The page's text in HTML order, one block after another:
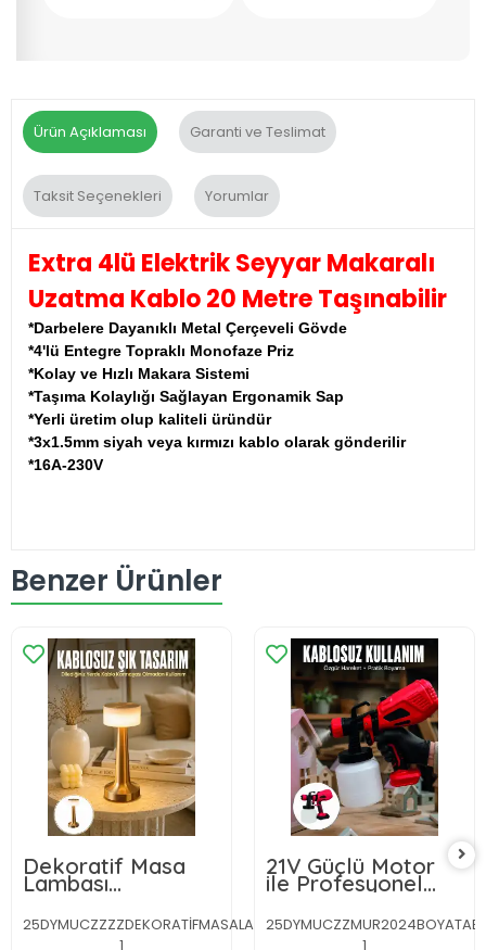
Ürün Açıklaması Garanti ve Teslimat
Taksit Seçenekleri Yorumlar
Extra 4lü Elektrik Seyyar Makaralı
Uzatma Kablo 20 Metre Taşınabilir
*Darbelere Dayanıklı Metal Çerçeveli Gövde
*4'lü Entegre Topraklı Monofaze Priz
*Kolay ve Hızlı Makara Sistemi
*Taşıma Kolaylığı Sağlayan Ergonamik Sap
*Yerli üretim olup kaliteli üründür
*3x1.5mm siyah veya kırmızı kablo olarak gönderilir
*16A-230V
Benzer Ürünler
Dekoratif Masa
Lambası
Dokunmatik Renk
Değiştirebilen
Gece Lambası Yeni
25DYMUCZZZZDEKORATİFMASALAMBASIIIIIII1-
1
21V Güçlü Motor
ile Profesyonel
Boyama
Performansı
1